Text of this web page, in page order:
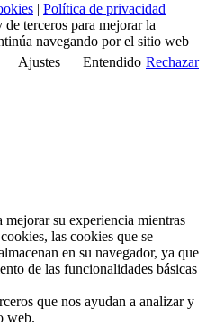
| Política de privacidad
terceros para mejorar la
navegando por el sitio web
Ajustes Entendido Rechazar
su experiencia mientras
las cookies que se
en su navegador, ya que
de las funcionalidades básicas
que nos ayudan a analizar y
web.